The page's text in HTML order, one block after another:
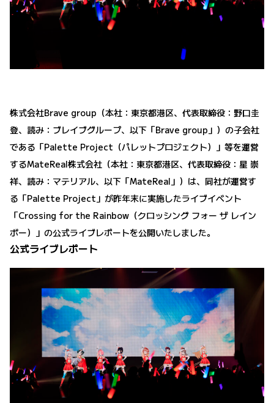
株式会社Brave group（本社：東京都港区、代表取締役：野口圭
登、読み：ブレイブグループ、以下「Brave group」）の子会社
である「Palette Project（パレットプロジェクト）」等を運営
するMateReal株式会社（本社：東京都港区、代表取締役：星 崇
祥、読み：マテリアル、以下「MateReal」）は、同社が運営す
る「Palette Project」が昨年末に実施したライブイベント
「Crossing for the Rainbow（クロッシング フォー ザ レイン
ボー）」の公式ライブレポートを公開いたしました。
公式ライブレポート